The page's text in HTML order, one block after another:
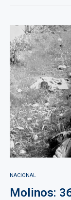
NACIONAL
Molinos: